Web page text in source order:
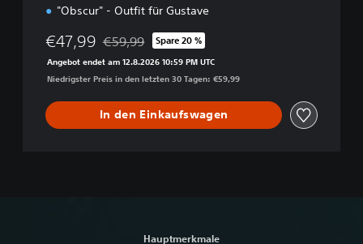
"Obscur" - Outfit für Gustave
€47,99 Preisnachlass gegenüber dem Originalpreis von
€59,99 Spare 20 %
Angebot endet am 12.8.2026 10:59 PM UTC
Niedrigster Preis in den letzten 30 Tagen: €59,99
In den Einkaufswagen
Hauptmerkmale